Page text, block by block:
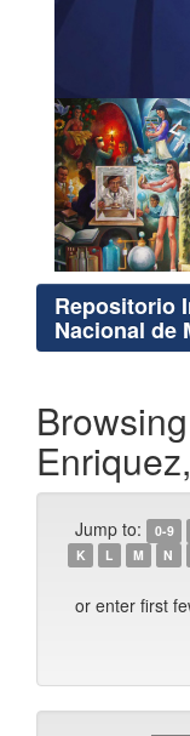
Repositorio
Nacional de
Jump to: 0-9
K
L M N
or enter first